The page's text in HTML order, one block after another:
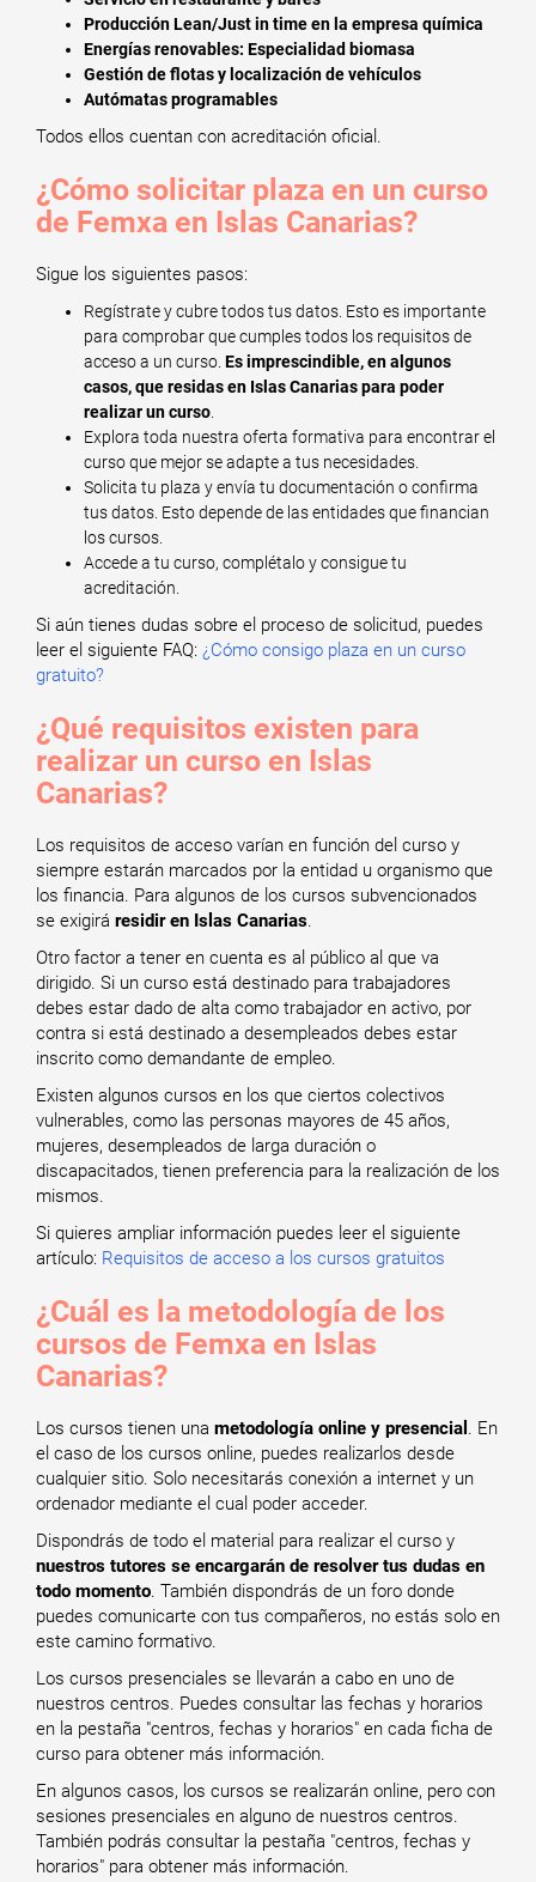
Producción Lean/Just in time en la empresa química
Energías renovables: Especialidad biomasa
Gestión de flotas y localización de vehículos
Autómatas programables
Todos ellos cuentan con acreditación oficial.
¿Cómo solicitar plaza en un curso
de Femxa en Islas Canarias?
Sigue los siguientes pasos:
Regístrate y cubre todos tus datos. Esto es importante
para comprobar que cumples todos los requisitos de
acceso a un curso. Es imprescindible, en algunos
casos, que residas en Islas Canarias para poder
realizar un curso
Explora toda nuestra oferta formativa para encontrar el
curso que mejor se adapte a tus necesidades.
Solicita tu plaza y envía tu documentación o confirma
tus datos. Esto depende de las entidades que financian
los cursos.
Accede a tu curso, complétalo y consigue tu
acreditación.
Si aún tienes dudas sobre el proceso de solicitud, puedes
leer el siguiente FAQ: ¿Cómo consigo plaza en un curso
gratuito?
¿Qué requisitos existen para
realizar un curso en Islas
Canarias?
Los requisitos de acceso varían en función del curso y
siempre estarán marcados por la entidad u organismo que
los financia. Para algunos de los cursos subvencionados
se exigirá residir en Islas Canarias.
Otro factor a tener en cuenta es al público al que va
dirigido. Si un curso está destinado para trabajadores
debes estar dado de alta como trabajador en activo, por
contra si está destinado a desempleados debes estar
inscrito como demandante de empleo.
Existen algunos cursos en los que ciertos colectivos
vulnerables, como las personas mayores de 45 años,
mujeres, desempleados de larga duración o
discapacitados, tienen preferencia para la realización de los
mismos.
Si quieres ampliar información puedes leer el siguiente
artículo: Requisitos de acceso a los cursos gratuitos
¿Cuál es la metodología de los
cursos de Femxa en Islas
Canarias?
Los cursos tienen una metodología online y presencial . En
el caso de los cursos online, puedes realizarlos desde
cualquier sitio. Solo necesitarás conexión a internet y un
ordenador mediante el cual poder acceder.
Dispondrás de todo el material para realizar el curso y
nuestros tutores se encargarán de resolver tus dudas en
todo momento. También dispondrás de un foro donde
puedes comunicarte con tus compañeros, no estás solo en
este camino formativo.
Los cursos presenciales se llevarán a cabo en uno de
nuestros centros. Puedes consultar las fechas y horarios
en la pestaña "centros, fechas y horarios" en cada ficha de
curso para obtener más información.
En algunos casos, los cursos se realizarán online, pero con
sesiones presenciales en alguno de nuestros centros.
También podrás consultar la pestaña "centros, fechas y
horarios" para obtener más información.